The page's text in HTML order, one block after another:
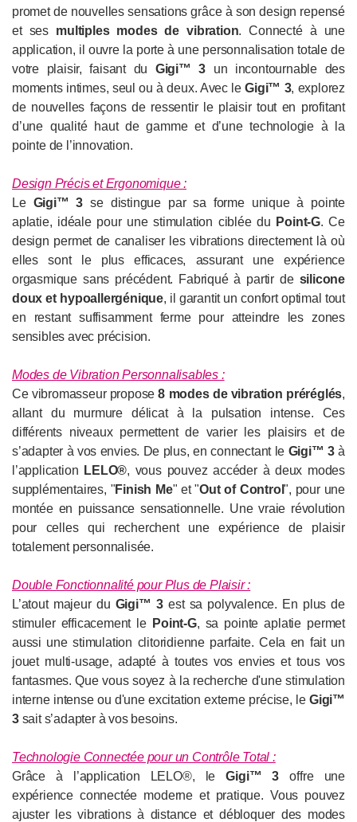
promet de nouvelles sensations grâce à son design repensé
et ses multiples modes de vibration. Connecté à une
application, il ouvre la porte à une personnalisation totale de
votre plaisir, faisant du Gigi™ 3 un incontournable des
moments intimes, seul ou à deux. Avec leGigi™ 3, explorez
de nouvelles façons de ressentir le plaisir tout en profitant
d’une qualité haut de gamme et d’une technologie à la
pointe de l’innovation.
Design Précis et Ergonomique :
Le Gigi™ 3 se distingue par sa forme unique à pointe
aplatie, idéale pour une stimulation ciblée du Point-G. Ce
design permet de canaliser les vibrations directement là où
elles sont le plus efficaces, assurant une expérience
orgasmique sans précédent. Fabriqué à partir de silicone
doux et hypoallergénique, il garantit un confort optimal tout
en restant suffisamment ferme pour atteindre les zones
sensibles avec précision.
Modes de Vibration Personnalisables :
Ce vibromasseur propose8 modes de vibration préréglés,
allant du murmure délicat à la pulsation intense. Ces
différents niveaux permettent de varier les plaisirs et de
s’adapter à vos envies. De plus, en connectant le Gigi™ 3à
l’application LELO®, vous pouvez accéder à deux modes
supplémentaires, "Finish Me" et "Out of Control", pour une
montée en puissance sensationnelle. Une vraie révolution
pour celles qui recherchent une expérience de plaisir
totalement personnalisée.
Double Fonctionnalité pour Plus de Plaisir :
L’atout majeur du Gigi™ 3est sa polyvalence. En plus de
stimuler efficacement le Point-G, sa pointe aplatie permet
aussi une stimulation clitoridienne parfaite. Cela en fait un
jouet multi-usage, adapté à toutes vos envies et tous vos
fantasmes. Que vous soyez à la recherche d'une stimulation
interne intense ou d'une excitation externe précise, le Gigi™
3sait s’adapter à vos besoins.
Technologie Connectée pour un Contrôle Total :
Grâce à l’application LELO®, leGigi™ 3 offre une
expérience connectée moderne et pratique. Vous pouvez
ajuster les vibrations à distance et débloquer des modes